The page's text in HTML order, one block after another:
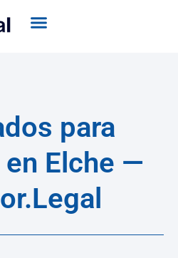
para
Elche —